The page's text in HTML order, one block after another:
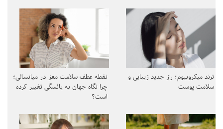
ترند میکروبیوم؛ راز جدید زیبایی و
سلامت پوست
نقطه عطف سلامت مغز در میانسالی؛
چرا نگاه جهان به یائسگی تغییر کرده
است؟